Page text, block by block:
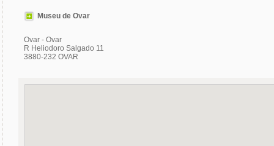
Museu de Ovar
Ovar - Ovar
R Heliodoro Salgado 11
3880-232 OVAR